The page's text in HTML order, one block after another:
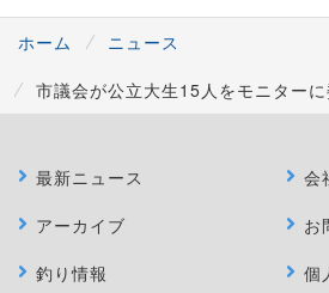
ホーム
ニュース
市議会が公立大生15人をモニター
最新ニュース
アーカイブ
釣り情報
会
お
個